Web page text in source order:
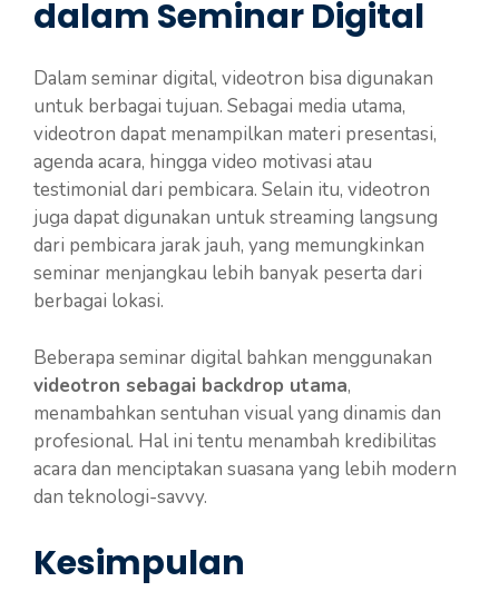
dalam Seminar Digital
Dalam seminar digital, videotron bisa digunakan
untuk berbagai tujuan. Sebagai media utama,
videotron dapat menampilkan materi presentasi,
agenda acara, hingga video motivasi atau
testimonial dari pembicara. Selain itu, videotron
juga dapat digunakan untuk streaming langsung
dari pembicara jarak jauh, yang memungkinkan
seminar menjangkau lebih banyak peserta dari
berbagai lokasi.
Beberapa seminar digital bahkan menggunakan
videotron sebagai backdrop utama,
menambahkan sentuhan visual yang dinamis dan
profesional. Hal ini tentu menambah kredibilitas
acara dan menciptakan suasana yang lebih modern
dan teknologi-savvy.
Kesimpulan